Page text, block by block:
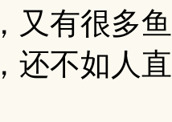
又有很多
还不如人